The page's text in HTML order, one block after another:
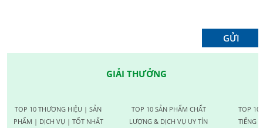
GIẢI THƯỞNG
TOP 10 THƯƠNG HIỆU | SẢN
PHẨM | DỊCH VỤ | TỐT NHẤT
TOP 10 SẢN PHẨM CHẤT
LƯỢNG & DỊCH VỤ UY TÍN
TOP 10
TIẾNG